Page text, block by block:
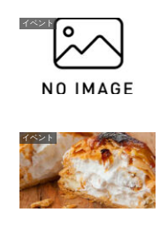
イベント
イベント